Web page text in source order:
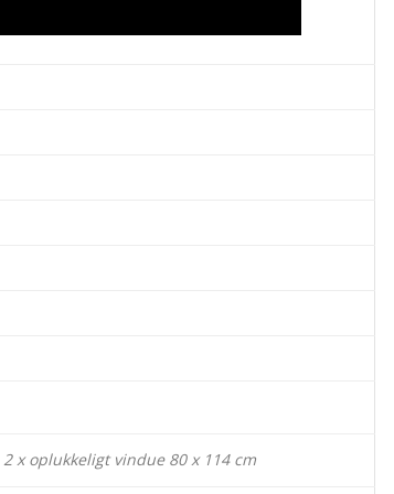
x oplukkeligt vindue 80 x 114 cm